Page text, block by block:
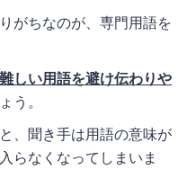
がちなのが、専門用語を
しい用語を避け伝わりや
う。
、聞き手は用語の意味が
らなくなってしまいま